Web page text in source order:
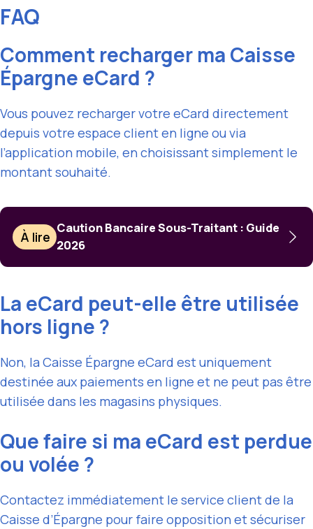
FAQ
Comment recharger ma Caisse
Épargne eCard ?
Vous pouvez recharger votre eCard directement
depuis votre espace client en ligne ou via
l’application mobile, en choisissant simplement le
montant souhaité.
À lire
Caution Bancaire Sous-Traitant : Guide
2026
La eCard peut-elle être utilisée
hors ligne ?
Non, la Caisse Épargne eCard est uniquement
destinée aux paiements en ligne et ne peut pas être
utilisée dans les magasins physiques.
Que faire si ma eCard est perdue
ou volée ?
Contactez immédiatement le service client de la
Caisse d’Épargne pour faire opposition et sécuriser